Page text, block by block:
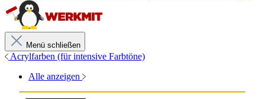
Menü schließen
Acrylfarben (für intensive Farbtöne)
Alle anzeigen